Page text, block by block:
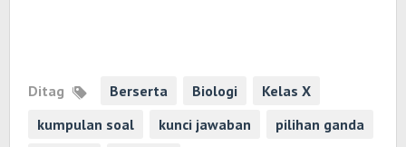
Ditag Berserta Biologi
Kelas X
kumpulan soal
kunci jawaban
pilihan ganda